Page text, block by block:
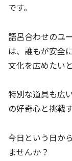
です。
語呂合わせのユ
は、誰もが安全
文化を広めたい
特別な道具も広
の好奇心と挑戦
今日という日か
ませんか？